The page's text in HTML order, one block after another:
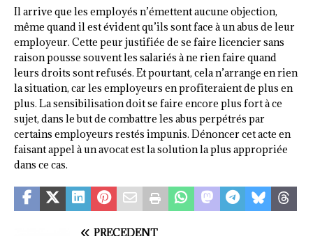
Il arrive que les employés n’émettent aucune objection,
même quand il est évident qu’ils sont face à un abus de leur
employeur. Cette peur justifiée de se faire licencier sans
raison pousse souvent les salariés à ne rien faire quand
leurs droits sont refusés. Et pourtant, cela n’arrange en rien
la situation, car les employeurs en profiteraient de plus en
plus. La sensibilisation doit se faire encore plus fort à ce
sujet, dans le but de combattre les abus perpétrés par
certains employeurs restés impunis. Dénoncer cet acte en
faisant appel à un avocat est la solution la plus appropriée
dans ce cas.
PRÉCÉDENT